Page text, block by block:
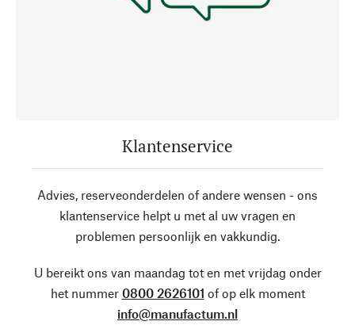
Klantenservice
Advies, reserveonderdelen of andere wensen - ons
klantenservice helpt u met al uw vragen en
problemen persoonlijk en vakkundig.
U bereikt ons van maandag tot en met vrijdag onder
het nummer 0800 2626101 of op elk moment
info@manufactum.nl